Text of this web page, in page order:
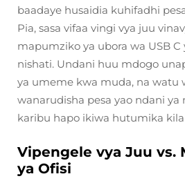
baadaye husaidia kuhifadhi
Pia, sasa vifaa vingi vya juu
mapumziko ya ubora wa USB C
nishati. Undani huu mdogo
ya umeme kwa muda, na watu
wanarudisha pesa yao ndani
karibu hapo ikiwa hutumika kila
Vipengele vya Juu vs.
ya Ofisi